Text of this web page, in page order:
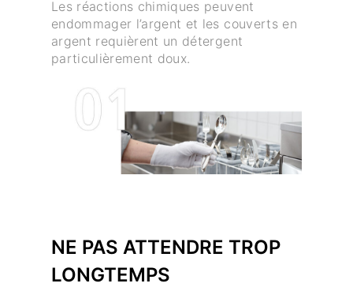
Les réactions chimiques peuvent
endommager l’argent et les couverts en
argent requièrent un détergent
particulièrement doux.
NE PAS ATTENDRE TROP
LONGTEMPS